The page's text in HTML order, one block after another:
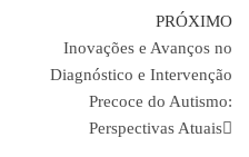
PRÓXIMO
Inovações e Avanços no
Diagnóstico e Intervenção
Precoce do Autismo:
Perspectivas Atuais